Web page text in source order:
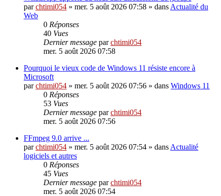
parchtimi054 » mer. 5 août 2026 07:58 » dans Actualité du
Web
0 Réponses
40 Vues
Dernier message parchtimi054
mer. 5 août 2026 07:58
Pourquoi le vieux code de Windows 11 résiste encore à
Microsoft
parchtimi054 » mer. 5 août 2026 07:56 » dans Windows 11
0 Réponses
53 Vues
Dernier message parchtimi054
mer. 5 août 2026 07:56
FFmpeg 9.0 arrive ...
parchtimi054 » mer. 5 août 2026 07:54 » dans Actualité
logiciels et autres
0 Réponses
45 Vues
Dernier message parchtimi054
mer. 5 août 2026 07:54